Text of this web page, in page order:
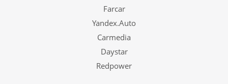
Farcar
Yandex.Auto
Carmedia
Daystar
Redpower